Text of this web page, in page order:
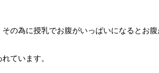
の為に授乳でお腹がいっぱいになるとお
れています。